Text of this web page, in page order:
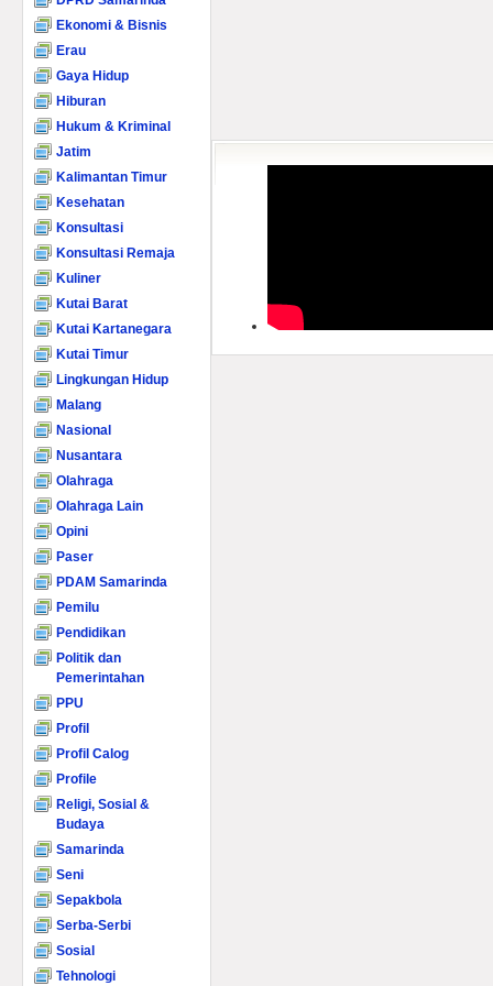
Ekonomi & Bisnis
Erau
Gaya Hidup
Hiburan
Hukum & Kriminal
Jatim
Kalimantan Timur
Kesehatan
Konsultasi
Konsultasi Remaja
Kuliner
Kutai Barat
Kutai Kartanegara
Kutai Timur
Lingkungan Hidup
Malang
Nasional
Nusantara
Olahraga
Olahraga Lain
Opini
Paser
PDAM Samarinda
Pemilu
Pendidikan
Politik dan
Pemerintahan
PPU
Profil
Profil Calog
Profile
Religi, Sosial &
Budaya
Samarinda
Seni
Sepakbola
Serba-Serbi
Sosial
Tehnologi